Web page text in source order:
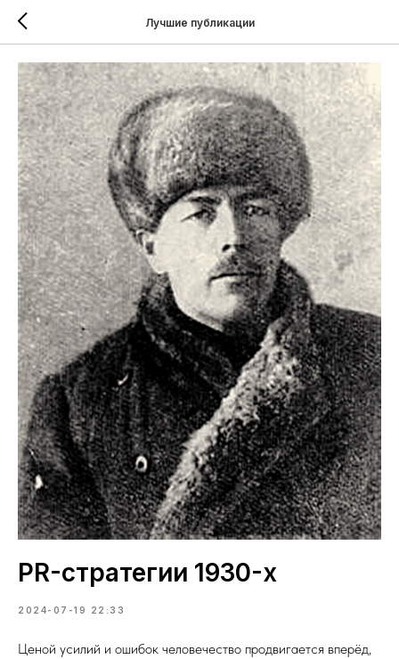
Лучшие публикации
PR-стратегии 1930-х
2024-07-19 22:33
Ценой усилий и ошибок человечество продвигается вперёд,